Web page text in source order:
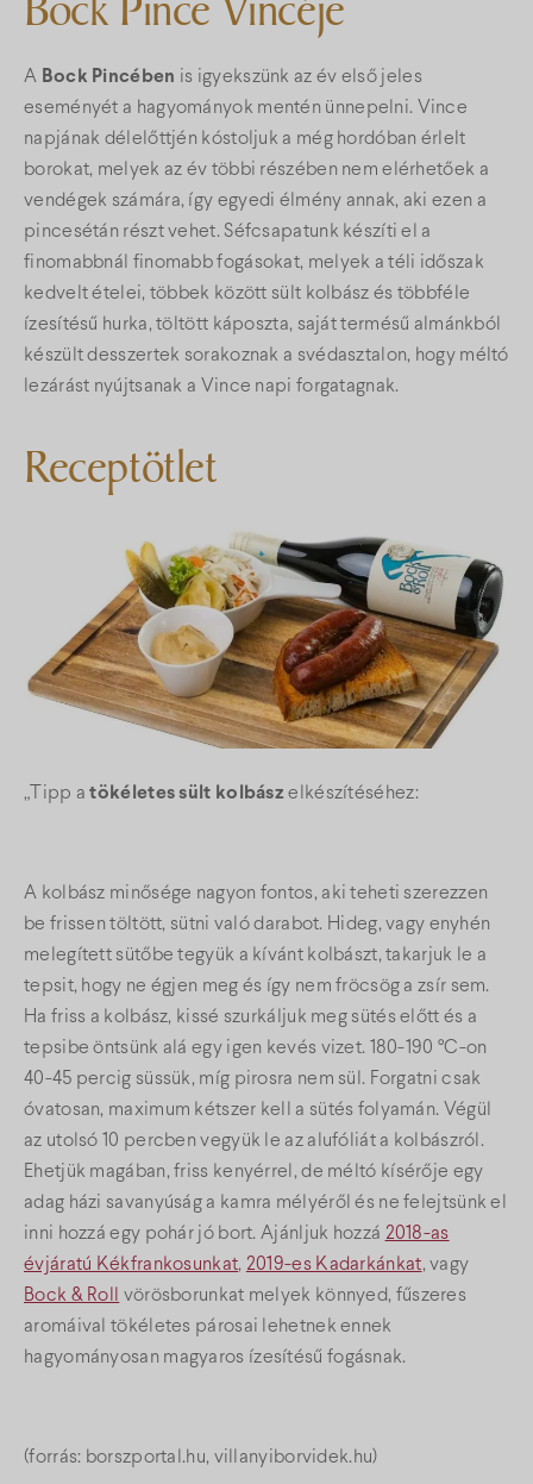
A Bock Pincében is igyekszünk az év első jeles
eseményét a hagyományok mentén ünnepelni. Vince
napjának délelőttjén kóstoljuk a még hordóban érlelt
borokat, melyek az év többi részében nem elérhetőek a
vendégek számára, így egyedi élmény annak, aki ezen a
pincesétán részt vehet. Séfcsapatunk készíti el a
finomabbnál finomabb fogásokat, melyek a téli időszak
kedvelt ételei, többek között sült kolbász és többféle
ízesítésű hurka, töltött káposzta, saját termésű almánkból
készült desszertek sorakoznak a svédasztalon, hogy méltó
lezárást nyújtsanak a Vince napi forgatagnak.
Receptötlet
„Tipp atökéletes sült kolbász elkészítéséhez:
A kolbász minősége nagyon fontos, aki teheti szerezzen
be frissen töltött, sütni való darabot. Hideg, vagy enyhén
melegített sütőbe tegyük a kívánt kolbászt, takarjuk le a
tepsit, hogy ne égjen meg és így nem fröcsög a zsír sem.
Ha friss a kolbász, kissé szurkáljuk meg sütés előtt és a
tepsibe öntsünk alá egy igen kevés vizet. 180-190 °C-on
40-45 percig süssük, míg pirosra nem sül. Forgatni csak
óvatosan, maximum kétszer kell a sütés folyamán. Végül
az utolsó 10 percben vegyük le az alufóliát a kolbászról.
Ehetjük magában, friss kenyérrel, de méltó kísérője egy
adag házi savanyúság a kamra mélyéről és ne felejtsünk el
inni hozzá egy pohár jó bort. Ajánljuk hozzá 2018-as
évjáratú Kékfrankosunkat, 2019-es Kadarkánkat, vagy
Bock & Roll
vörösborunkat melyek könnyed, fűszeres
aromáival tökéletes párosai lehetnek ennek
hagyományosan magyaros ízesítésű fogásnak.
(forrás: borszportal.hu, villanyiborvidek.hu)